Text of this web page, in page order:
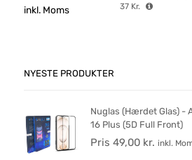
inkl. Moms
37 Kr.
NYESTE PRODUKTER
Nuglas (Hærdet Glas) -
16 Plus (5D Full Front)
Pris 49,00 kr. inkl.